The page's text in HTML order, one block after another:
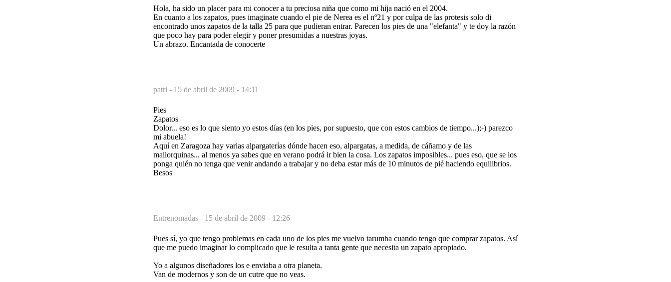
Hola, ha sido un placer para mi conocer a tu preciosa niña que como mi hija nació en el 2004.
En cuanto a los zapatos, pues imaginate cuando el pie de Nerea es el nº21 y por culpa de las protesis solo di
encontrado unos zapatos de la talla 25 para que pudieran entrar. Parecen los pies de una "elefanta" y te doy la razón
que poco hay para poder elegir y poner presumidas a nuestras joyas.
Un abrazo. Encantada de conocerte
patri - 15 de abril de 2009 - 14:11
Pies
Zapatos
Dolor... eso es lo que siento yo estos días (en los pies, por supuesto, que con estos cambios de tiempo...);-) parezco
mi abuela!
Aquí en Zaragoza hay varias alpargaterías dónde hacen eso, alpargatas, a medida, de cáñamo y de las
mallorquinas... al menos ya sabes que en verano podrá ir bien la cosa. Los zapatos imposibles... pues eso, que se los
ponga quién no tenga que venir andando a trabajar y no deba estar más de 10 minutos de pié haciendo equilibrios.
Besos
Entrenomadas - 15 de abril de 2009 - 12:26
Pues sí, yo que tengo problemas en cada uno de los pies me vuelvo tarumba cuando tengo que comprar zapatos. Así
que me puedo imaginar lo complicado que le resulta a tanta gente que necesita un zapato apropiado.
Yo a algunos diseñadores los e enviaba a otra planeta.
Van de modernos y son de un cutre que no veas.